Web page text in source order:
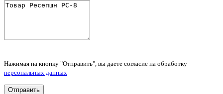
Нажимая на кнопку "Отправить", вы даете согласие на обработку
персональных данных
Отправить